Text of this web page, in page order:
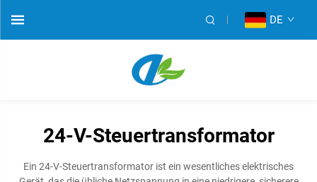
DE
24-V-Steuertransformator
Ein 24-V-Steuertransformator ist ein wesentliches elektrisches